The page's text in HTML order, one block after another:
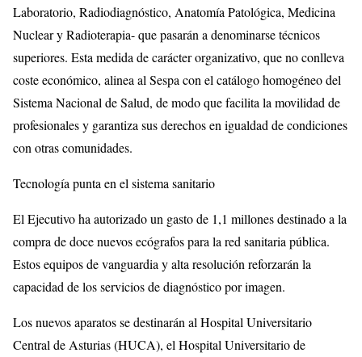
Laboratorio, Radiodiagnóstico, Anatomía Patológica, Medicina
Nuclear y Radioterapia- que pasarán a denominarse técnicos
superiores. Esta medida de carácter organizativo, que no conlleva
coste económico, alinea al Sespa con el catálogo homogéneo del
Sistema Nacional de Salud, de modo que facilita la movilidad de
profesionales y garantiza sus derechos en igualdad de condiciones
con otras comunidades.
Tecnología punta en el sistema sanitario
El Ejecutivo ha autorizado un gasto de 1,1 millones destinado a la
compra de doce nuevos ecógrafos para la red sanitaria pública.
Estos equipos de vanguardia y alta resolución reforzarán la
capacidad de los servicios de diagnóstico por imagen.
Los nuevos aparatos se destinarán al Hospital Universitario
Central de Asturias (HUCA), el Hospital Universitario de